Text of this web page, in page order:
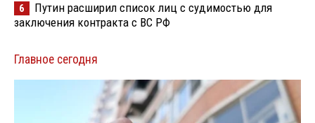
6
Путин расширил список лиц с судимостью для
заключения контракта с ВС РФ
Главное сегодня